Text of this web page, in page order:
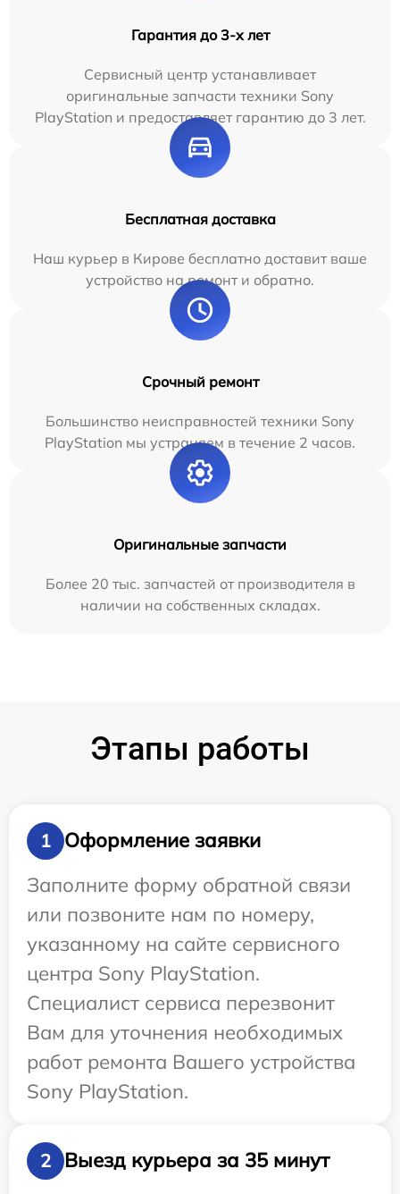
Гарантия до 3-х лет
Сервисный центр устанавливает
оригинальные запчасти техники Sony
PlayStation и предоставляет гарантию до 3 лет.
Бесплатная доставка
Наш курьер в Кирове бесплатно доставит ваше
устройство на ремонт и обратно.
Срочный ремонт
Большинство неисправностей техники Sony
PlayStation мы устраняем в течение 2 часов.
Оригинальные запчасти
Более 20 тыс. запчастей от производителя в
наличии на собственных складах.
Этапы работы
1
Оформление заявки
Заполните форму обратной связи
или позвоните нам по номеру,
указанному на сайте сервисного
центра Sony PlayStation.
Специалист сервиса перезвонит
Вам для уточнения необходимых
работ ремонта Вашего устройства
Sony PlayStation.
2
Выезд курьера за 35 минут